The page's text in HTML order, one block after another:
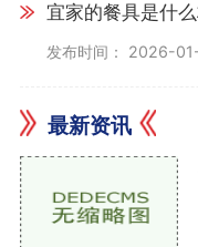
宜家的餐具是什
发布时间： 2026-
最新资讯